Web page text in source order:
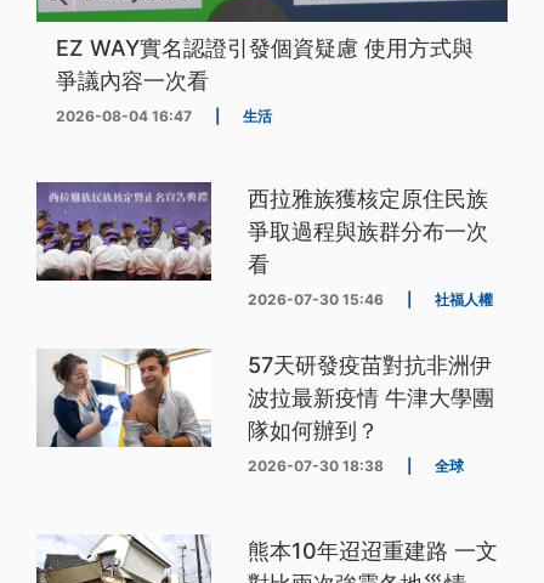
EZ WAY實名認證引發個資疑慮 使用方式與
爭議內容一次看
2026-08-04 16:47 生活
西拉雅族獲核定原住民族
爭取過程與族群分布一次
看
2026-07-30 15:46 社福人權
57天研發疫苗對抗非洲伊
波拉最新疫情 牛津大學團
隊如何辦到？
2026-07-30 18:38 全球
熊本10年迢迢重建路 一文